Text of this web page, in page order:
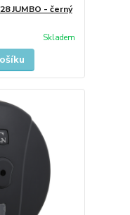
JUMBO - černý
Skladem